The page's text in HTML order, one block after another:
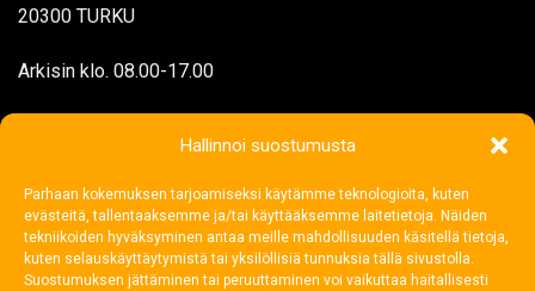
Hallinnoi suostumusta
Parhaan kokemuksen tarjoamiseksi käytämme teknologioita, kuten
evästeitä, tallentaaksemme ja/tai käyttääksemme laitetietoja. Näiden
tekniikoiden hyväksyminen antaa meille mahdollisuuden käsitellä tietoja,
kuten selauskäyttäytymistä tai yksilöllisiä tunnuksia tällä sivustolla.
Suostumuksen jättäminen tai peruuttaminen voi vaikuttaa haitallisesti
20300 TURKU
Arkisin klo. 08.00-17.00
02 272 1199